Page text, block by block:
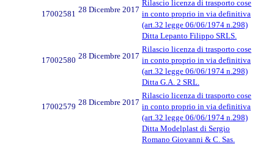
17002581 28 Dicembre 2017
Rilascio licenza di trasporto cose
in conto proprio in via definitiva
(art.32 legge 06/06/1974 n.298)
Ditta Lepanto Filippo SRLS.
17002580 28 Dicembre 2017
Rilascio licenza di trasporto cose
in conto proprio in via definitiva
(art.32 legge 06/06/1974 n.298)
Ditta G.A. 2 SRL.
17002579 28 Dicembre 2017
Rilascio licenza di trasporto cose
in conto proprio in via definitiva
(art.32 legge 06/06/1974 n.298)
Ditta Modelplast di Sergio
Romano Giovanni & C. Sas.